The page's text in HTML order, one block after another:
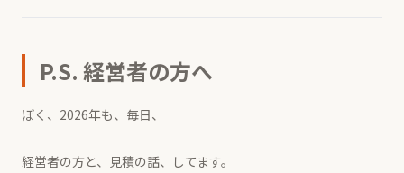
P.S. 経営者の方へ
ぼく、2026年も、毎日、
経営者の方と、見積の話、してます。